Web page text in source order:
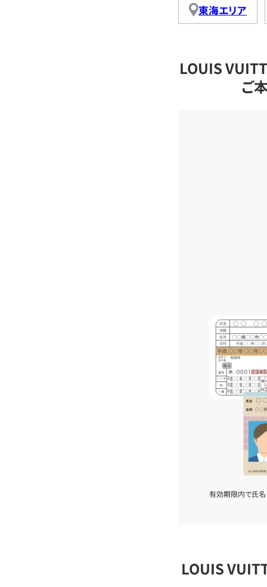
東海エリア
LOUIS
ご
有効期限内で氏名
LOUIS